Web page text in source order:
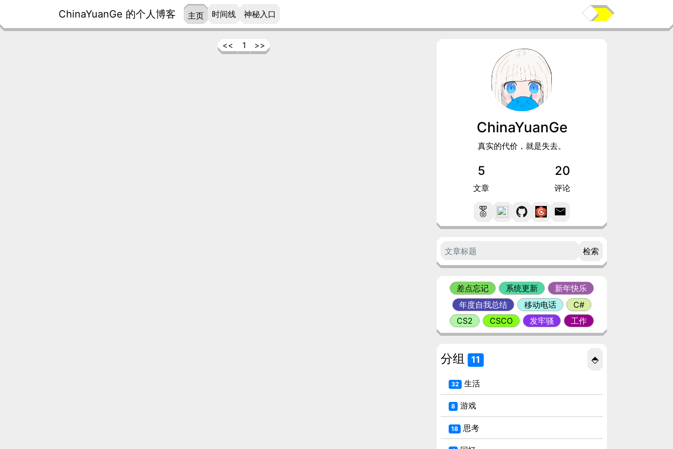
ChinaYuanGe 的个人博客 主页 时间线 神秘入口
<< 1 >>
ChinaYuanGe
真实的代价，就是失去。
5
文章
20
评论
检索
差点忘记 系统更新
新年快乐
年度自我总结
移动电话
C#
CS2
CSCO 发牢骚 工作
分组 11 ⬘
32 生活
8 游戏
18 思考